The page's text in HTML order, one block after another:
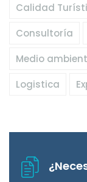
Calidad
Consultoría
Medio
Logistica